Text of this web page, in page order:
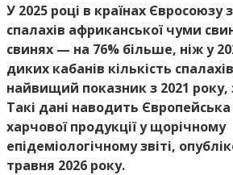
У 2025 році в країнах Євросоюзу
спалахів африканської чуми
свинях — на 76% більше, ніж у
диких кабанів кількість
найвищий показник з 2021 року,
Такі дані наводить
харчової продукції у щорічному
епідеміологічному звіті,
травня 2026 року.